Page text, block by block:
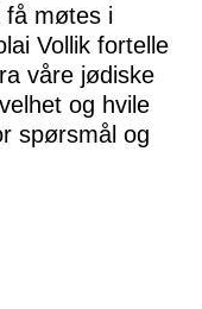
få møtes i
Vollik fortelle
våre jødiske
og hvile
spørsmål og